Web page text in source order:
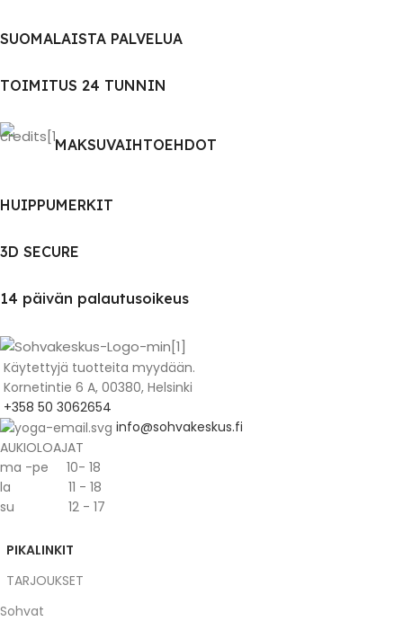
SUOMALAISTA PALVELUA
TOIMITUS 24 TUNNIN
MAKSUVAIHTOEHDOT
HUIPPUMERKIT
3D SECURE
14 päivän palautusoikeus
Käytettyjä tuotteita myydään.
Kornetintie 6 A, 00380, Helsinki
+358 50 3062654
info@sohvakeskus.fi
AUKIOLOAJAT
ma -pe 10- 18
la 11 - 18
su 12 - 17
PIKALINKIT
TARJOUKSET
Sohvat